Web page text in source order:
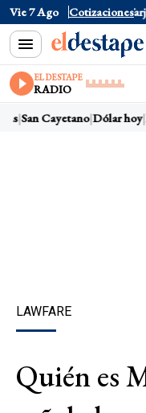
Vie 7 Ago Cotizaciones
$1520 Dólar Tarjeta
EL DESTAPE
RADIO
San Cayetano Dólar hoy
LAWFARE
Quién es